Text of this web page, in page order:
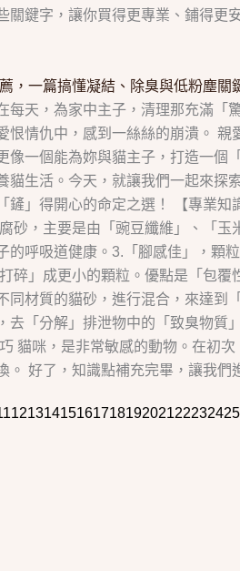
關鍵字，讓你買得更專業、鋪得更
，一篇搞懂凝結、除臭與低粉塵關
每天，為家中主子，清理那充滿
恨情仇中，感到一絲絲的崩潰。
像一個能為妳與貓主子，打造一
貓生活。今天，就讓我們一起來
」得開心的命定之選！ 【專業
砂，主要是由「豌豆纖維」、「
的呼吸道健康。3.「腳感佳」，
碎」成更小的顆粒。優點是「包
同材質的貓砂，進行混合，來達
去「分解」排泄物中的「致臭物
貓咪，是非常敏感的動物。在初
。 好了，知識點補充完畢，讓我
1213141516171819202122232425